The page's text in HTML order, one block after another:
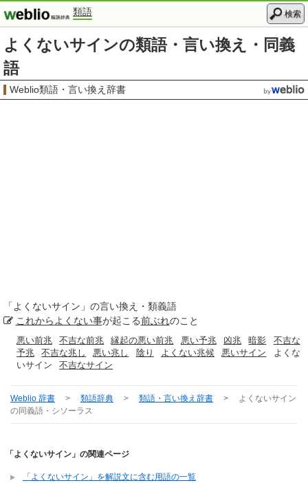
類語 検索
よくないサインの類語・言い換え・同義
語
Weblio類語・言い換え辞書
「 よくないサイン 」の言い換え・類義語
これから よくない事が起こる前ぶれのこと
悪い前兆 不吉な前兆 縁起の悪い前兆 悪い予兆 凶兆 暗影
不吉な
予兆
不吉な兆し 悪い兆し 陰り よくない兆候 悪いサイン
よくな
いサイン
不吉なサイン
Weblio 辞書 > 類語辞典 > 類語・言い換え辞書 >
よくないサイン
の同義語・シソーラス
「よくないサイン」の関連ページ
「よくないサイン」を解説文に含む用語の一覧